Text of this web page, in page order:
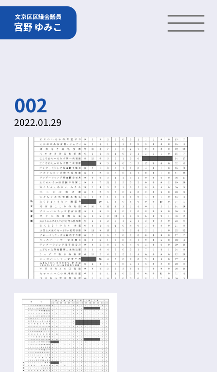
文京区区議会議員
宮野 ゆみこ
002
2022.01.29